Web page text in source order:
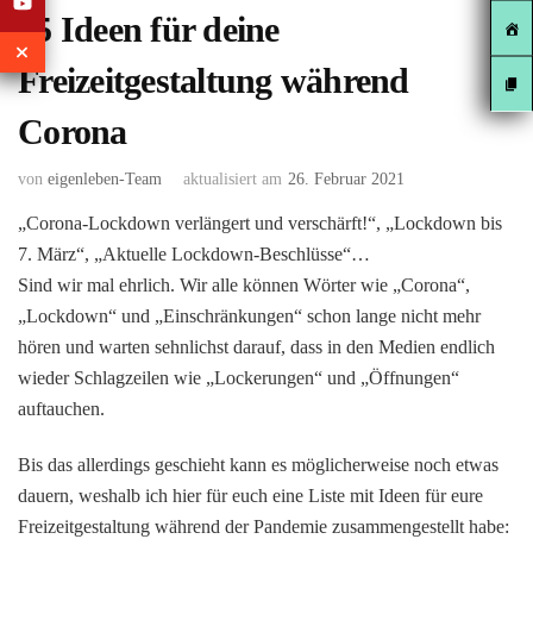
15 Ideen für deine
Freizeitgestaltung während
Corona
von eigenleben-Team aktualisiert am 26. Februar 2021
„Corona-Lockdown verlängert und verschärft!“, „Lockdown bis
7. März“, „Aktuelle Lockdown-Beschlüsse“…
Sind wir mal ehrlich. Wir alle können Wörter wie „Corona“,
„Lockdown“ und „Einschränkungen“ schon lange nicht mehr
hören und warten sehnlichst darauf, dass in den Medien endlich
wieder Schlagzeilen wie „Lockerungen“ und „Öffnungen“
auftauchen.
Bis das allerdings geschieht kann es möglicherweise noch etwas
dauern, weshalb ich hier für euch eine Liste mit Ideen für eure
Freizeitgestaltung während der Pandemie zusammengestellt habe: